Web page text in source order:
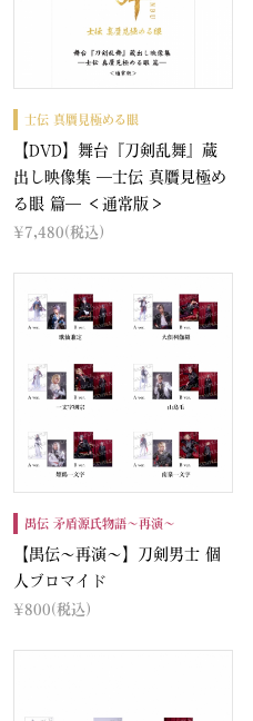
士伝 真贋見極める眼
【DVD】舞台『刀剣乱舞』蔵
出し映像集 ―士伝 真贋見極め
る眼 篇― ＜通常版＞
¥7,480(税込)
禺伝 矛盾源氏物語～再演～
【禺伝～再演～】刀剣男士 個
人ブロマイド
¥800(税込)